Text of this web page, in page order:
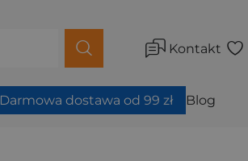
Kontakt
Darmowa dostawa od 99 zł Blog